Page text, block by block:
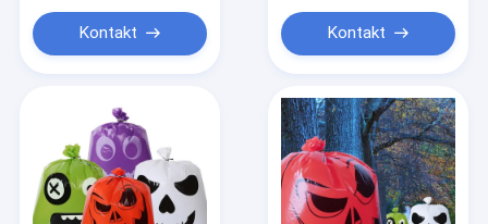
Fordern Sie ein Zitat
Polyplastiktasche
Plastiktaschen des Biohazard
medizinische überschüssige Taschen
Kontakt Kontakt